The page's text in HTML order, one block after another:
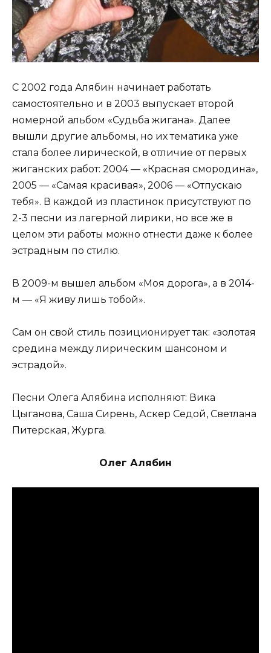
С 2002 года Алябин начинает работать
самостоятельно и в 2003 выпускает второй
номерной альбом «Судьба жигана». Далее
вышли другие альбомы, но их тематика уже
стала более лирической, в отличие от первых
жиганских работ: 2004 — «Красная смородина»,
2005 — «Самая красивая», 2006 — «Отпускаю
тебя». В каждой из пластинок присутствуют по
2-3 песни из лагерной лирики, но все же в
целом эти работы можно отнести даже к более
эстрадным по стилю.
В 2009-м вышел альбом «Моя дорога», а в 2014-
м — «Я живу лишь тобой».
Сам он свой стиль позиционирует так: «золотая
средина между лирическим шансоном и
эстрадой».
Песни Олега Алябина исполняют: Вика
Цыганова, Саша Сирень, Аскер Седой, Светлана
Питерская, Журга.
Олег Алябин